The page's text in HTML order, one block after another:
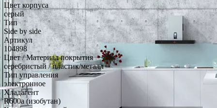
Цвет корпуса
серый
Тип
Side by side
Артикул
104898
Цвет / Материал покрытия
серебристый / пластик/металл
Тип управления
электронное
Хладагент
R600a (изобутан)